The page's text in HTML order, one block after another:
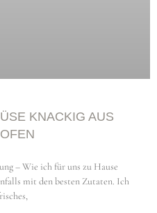
KNACKIG AUS
– Wie ich für uns zu Hause
mit den besten Zutaten. Ich